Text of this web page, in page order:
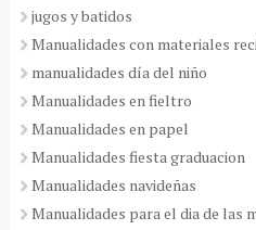
jugos y batidos
Manualidades con materiales
manualidades día del niño
Manualidades en fieltro
Manualidades en papel
Manualidades fiesta graduacion
Manualidades navideñas
Manualidades para el dia de las